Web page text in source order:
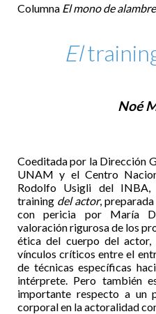
Columna El mono de alambre
El
Noé
Coeditada por la Dirección
UNAM y el Centro
Rodolfo Usigli del INBA,
training del actor,
con pericia por María
valoración rigurosa de los
ética del cuerpo del
vínculos críticos entre el
de técnicas específicas
intérprete. Pero también
importante respecto a un
corporal en la actoralidad